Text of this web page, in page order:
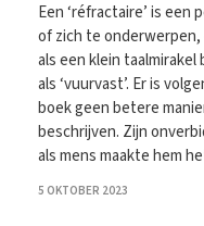
Een ‘réfractaire’ is
of zich te
als een klein
als ‘vuurvast’. Er is
boek geen betere
beschrijven. Zijn
als mens maakte hem
5 OKTOBER 2023